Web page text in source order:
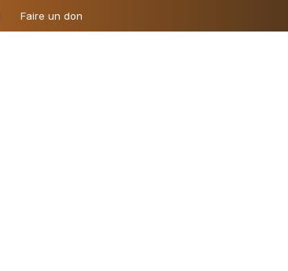
Faire un don